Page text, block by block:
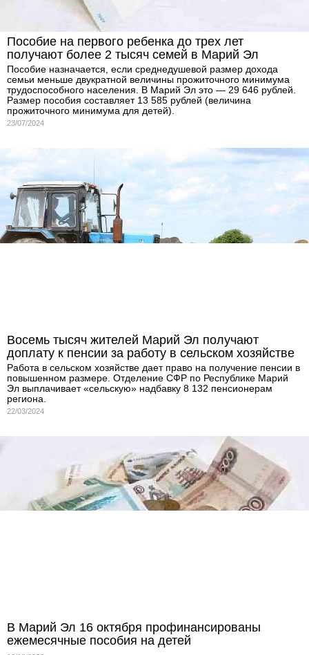
Пособие на первого ребенка до трех лет
получают более 2 тысяч семей в Марий Эл
Пособие назначается, если среднедушевой размер дохода
семьи меньше двукратной величины прожиточного минимума
трудоспособного населения. В Марий Эл это — 29 646 рублей.
Размер пособия составляет 13 585 рублей (величина
прожиточного минимума для детей).
23/07/2024
Восемь тысяч жителей Марий Эл получают
доплату к пенсии за работу в сельском хозяйстве
Работа в сельском хозяйстве дает право на получение пенсии в
повышенном размере. Отделение СФР по Республике Марий
Эл выплачивает «сельскую» надбавку 8 132 пенсионерам
региона.
22/03/2024
В Марий Эл 16 октября профинансированы
ежемесячные пособия на детей